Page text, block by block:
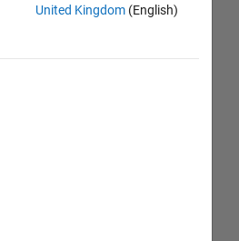
United Kingdom(English)